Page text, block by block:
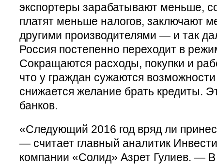
экспортеры зарабатывают меньше,
платят меньше налогов, заключают
другими производителями — и так
Россия постепенно переходит в
Сокращаются расходы, покупки и
что у граждан сужаются возможности
снижается желание брать кредиты.
банков.
«Следующий 2016 год вряд ли
— считает главный аналитик
компании «Солид» Азрет Гулиев. —